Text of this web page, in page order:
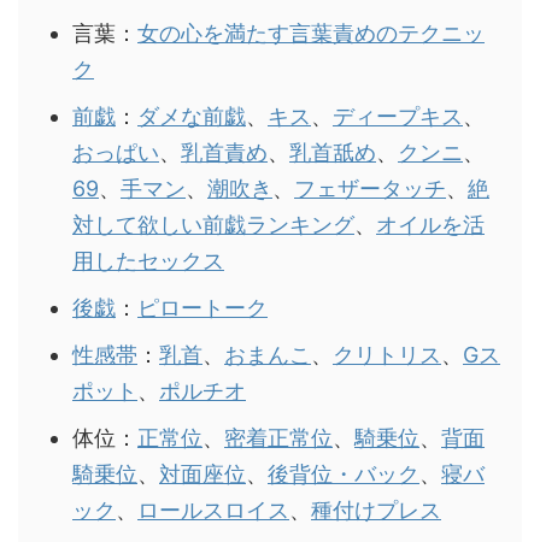
言葉： 女の心を満たす言葉責めのテクニッ
ク
前戯 ： ダメな前戯、 キス 、 ディープキス 、
おっぱい、 乳首責め、 乳首舐め、 クンニ、
69、 手マン、 潮吹き 、 フェザータッチ、 絶
対して欲しい前戯ランキング、 オイルを活
用したセックス
後戯 ： ピロートーク
性感帯 ： 乳首、 おまんこ 、 クリトリス 、 Gス
ポット 、 ポルチオ
体位： 正常位、 密着正常位、 騎乗位、 背面
騎乗位、 対面座位、 後背位・バック 、 寝バ
ック 、 ロールスロイス 、 種付けプレス